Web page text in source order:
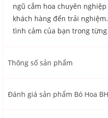
ngũ cắm hoa chuyên
khách hàng đến trải
tình cảm của bạn trong từng
Thông số sản phẩm
Đánh giá sản phẩm Bó Hoa